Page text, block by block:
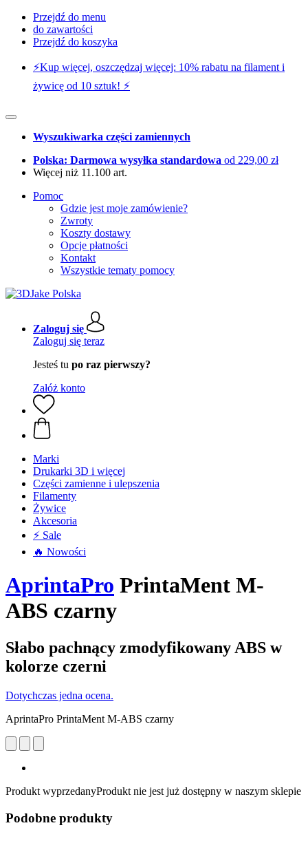
Przejdź do menu
do zawartości
Przejdź do koszyka
⚡️Kup więcej, oszczędzaj więcej: 10% rabatu na filament i
żywicę od 10 sztuk! ⚡️
Wyszukiwarka części zamiennych
Polska: Darmowa wysyłka standardowa od 229,00 zł
Więcej niż 11.100 art.
Pomoc
Gdzie jest moje zamówienie?
Zwroty
Koszty dostawy
Opcje płatności
Kontakt
Wszystkie tematy pomocy
Zaloguj się
Zaloguj się teraz
Jesteś tu po raz pierwszy?
Załóż konto
Marki
Drukarki 3D i więcej
Części zamienne i ulepszenia
Filamenty
Żywice
Akcesoria
⚡ Sale
🔥 Nowości
AprintaPro PrintaMent M-
ABS czarny
Słabo pachnący zmodyfikowany ABS w
kolorze czerni
Dotychczas jedna ocena.
AprintaPro PrintaMent M-ABS czarny
Produkt wyprzedanyProdukt nie jest już dostępny w naszym sklepie
Podobne produkty